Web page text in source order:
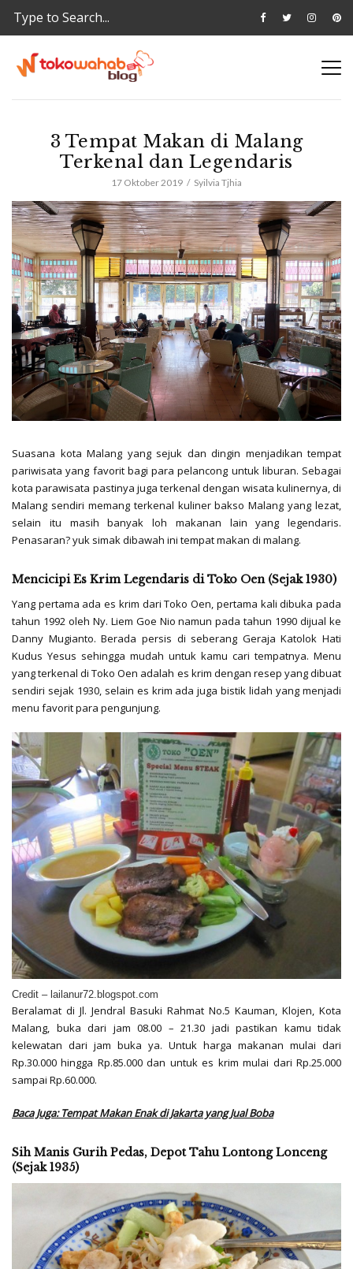
3 Tempat Makan di Malang
Terkenal dan Legendaris
17 Oktober 2019 Syilvia Tjhia
Suasana kota Malang yang sejuk dan dingin menjadikan tempat
pariwisata yang favorit bagi para pelancong untuk liburan. Sebagai
kota parawisata pastinya juga terkenal dengan wisata kulinernya, di
Malang sendiri memang terkenal kuliner bakso Malang yang lezat,
selain itu masih banyak loh makanan lain yang legendaris.
Penasaran? yuk simak dibawah ini tempat makan di malang.
Mencicipi Es Krim Legendaris di Toko Oen (Sejak 1930)
Yang pertama ada es krim dari Toko Oen, pertama kali dibuka pada
tahun 1992 oleh Ny. Liem Goe Nio namun pada tahun 1990 dijual ke
Danny Mugianto. Berada persis di seberang Geraja Katolok Hati
Kudus Yesus sehingga mudah untuk kamu cari tempatnya. Menu
yang terkenal di Toko Oen adalah es krim dengan resep yang dibuat
sendiri sejak 1930, selain es krim ada juga bistik lidah yang menjadi
menu favorit para pengunjung.
Credit – lailanur72.blogspot.com
Beralamat di Jl. Jendral Basuki Rahmat No.5 Kauman, Klojen, Kota
Malang, buka dari jam 08.00 – 21.30 jadi pastikan kamu tidak
kelewatan dari jam buka ya. Untuk harga makanan mulai dari
Rp.30.000 hingga Rp.85.000 dan untuk es krim mulai dari Rp.25.000
sampai Rp.60.000.
Baca Juga: Tempat Makan Enak di Jakarta yang Jual Boba
Sih Manis Gurih Pedas, Depot Tahu Lontong Lonceng
(Sejak 1935)